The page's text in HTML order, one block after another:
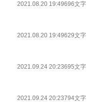
2021.08.20 19:49696文字
2021.08.20 19:49629文字
2021.09.24 20:23695文字
2021.09.24 20:23794文字